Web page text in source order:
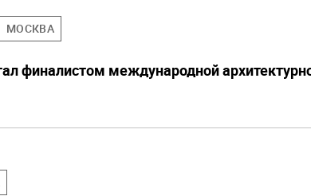
МОСКВА
финалистом международной